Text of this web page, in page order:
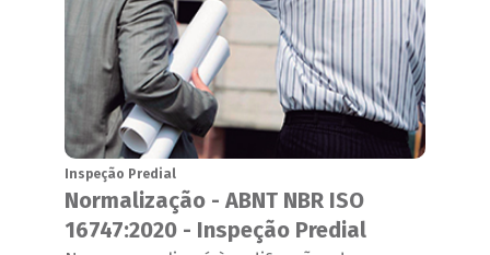
Inspeção Predial
Normalização - ABNT NBR ISO
16747:2020 - Inspeção Predial